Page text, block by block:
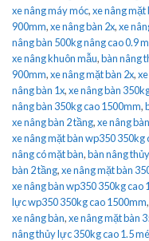
xe nâng máy móc,xe nâng mặt
900mm,xe nâng bàn 2x,xe
nâng bàn 500kg nâng cao 0.9
xe nâng khuôn mẫu,bàn nâng
900mm,xe nâng mặt bàn 2x,
nâng bàn 1x,xe nâng bàn
nâng bàn 350kg cao 1500mm,
xe nâng bàn 2 tầng,xe nâng
xe nâng mặt bàn wp350 350kg
nâng có mặt bàn,bàn nâng
bàn 2 tầng,xe nâng mặt bàn
xe nâng bàn wp350 350kg cao
lực wp350 350kg cao 1500mm,
xe nâng bàn,xe nâng mặt bàn
nâng thủy lực 350kg cao 1.5